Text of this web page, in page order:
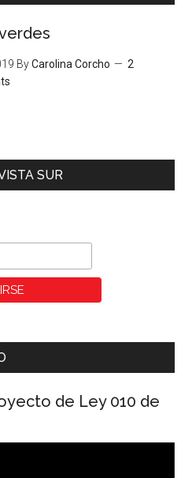
ByCarolina Corcho
2
SUR
de Ley 010 de